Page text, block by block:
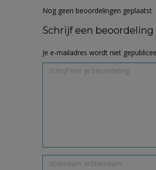
Nog geen beoordelingen geplaatst
Schrijf een beoordeling
Je e-mailadres wordt niet